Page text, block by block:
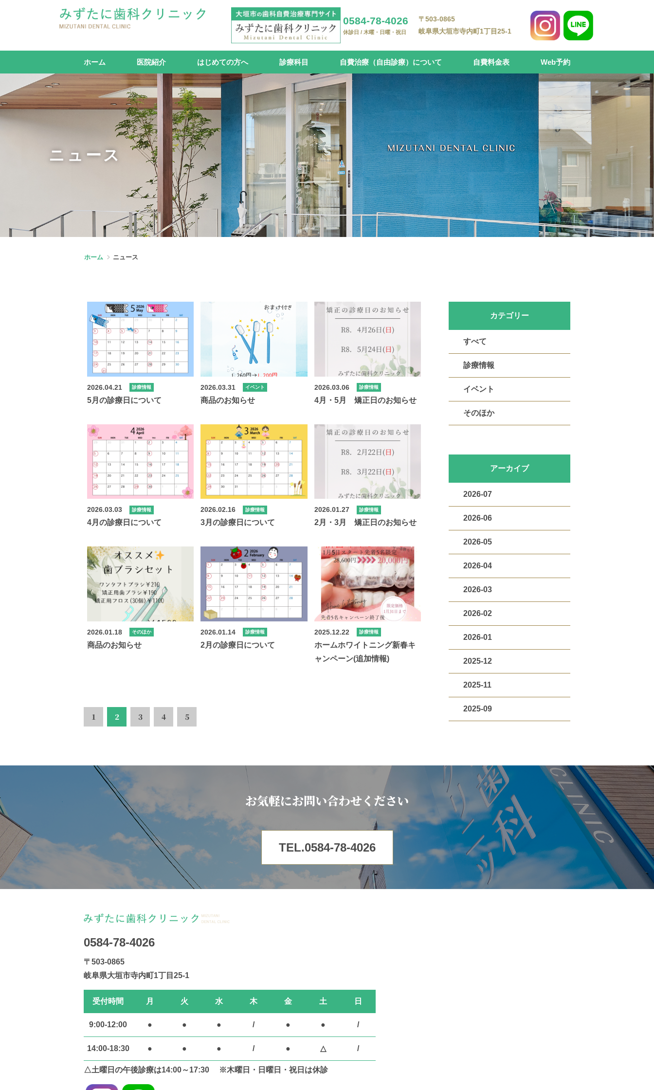
0584-78-4026
休診日 / 木曜・日曜・祝日
〒503-0865
岐阜県大垣市寺内町1丁目25-1
ホーム 医院紹介 はじめての方へ 診療科目 自費治療（自由診療）について 自費料金表 Web予約
ニュース
ホーム ニュース
2026.04.21 診療情報
5月の診療日について
2026.03.31 イベント
商品のお知らせ
2026.03.06 診療情報
4月・5月 矯正日のお知らせ
2026.03.03 診療情報
4月の診療日について
2026.02.16 診療情報
3月の診療日について
2026.01.27 診療情報
2月・3月 矯正日のお知らせ
2026.01.18 そのほか
商品のお知らせ
2026.01.14 診療情報
2月の診療日について
2025.12.22 診療情報
ホームホワイトニング新春キ
ャンペーン(追加情報)
1 2 3 4 5
カテゴリー
すべて
診療情報
イベント
そのほか
アーカイブ
2026-07
2026-06
2026-05
2026-04
2026-03
2026-02
2026-01
2025-12
2025-11
2025-09
お気軽にお問い合わせください
TEL.0584-78-4026
0584-78-4026
〒503-0865
岐阜県大垣市寺内町1丁目25-1
受付時間 月 火 水 木 金 土 日
9:00-12:00 ● ● ● / ● ● /
14:00-18:30 ● ● ● / ● △ /
△土曜日の午後診療は14:00～17:30 ※木曜日・日曜日・祝日は休診